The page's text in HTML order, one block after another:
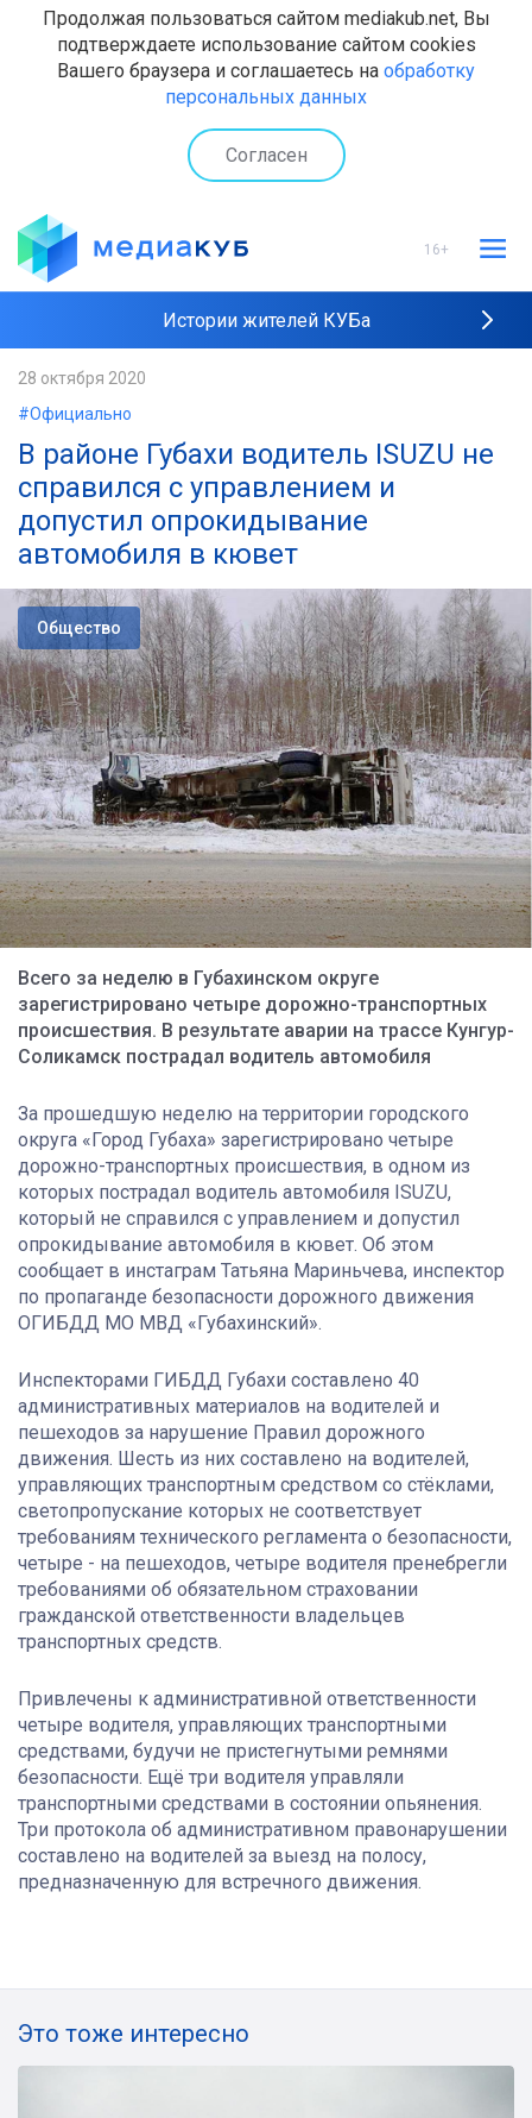
Продолжая пользоваться сайтом mediakub.net, Вы
подтверждаете использование сайтом cookies
Вашего браузера и соглашаетесь на обработку
персональных данных
Согласен
16+
Истории жителей КУБа
28 октября 2020
#Официально
В районе Губахи водитель ISUZU не
справился с управлением и
допустил опрокидывание
автомобиля в кювет
Общество
Всего за неделю в Губахинском округе
зарегистрировано четыре дорожно-транспортных
происшествия. В результате аварии на трассе Кунгур-
Соликамск пострадал водитель автомобиля
За прошедшую неделю на территории городского
округа «Город Губаха» зарегистрировано четыре
дорожно-транспортных происшествия, в одном из
которых пострадал водитель автомобиля ISUZU,
который не справился с управлением и допустил
опрокидывание автомобиля в кювет. Об этом
сообщает в инстаграм Татьяна Мариньчева, инспектор
по пропаганде безопасности дорожного движения
ОГИБДД МО МВД «Губахинский».
Инспекторами ГИБДД Губахи составлено 40
административных материалов на водителей и
пешеходов за нарушение Правил дорожного
движения. Шесть из них составлено на водителей,
управляющих транспортным средством со стёклами,
светопропускание которых не соответствует
требованиям технического регламента о безопасности,
четыре - на пешеходов, четыре водителя пренебрегли
требованиями об обязательном страховании
гражданской ответственности владельцев
транспортных средств.
Привлечены к административной ответственности
четыре водителя, управляющих транспортными
средствами, будучи не пристегнутыми ремнями
безопасности. Ещё три водителя управляли
транспортными средствами в состоянии опьянения.
Три протокола об административном правонарушении
составлено на водителей за выезд на полосу,
предназначенную для встречного движения.
Это тоже интересно